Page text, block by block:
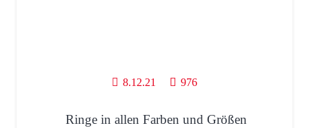
8.12.21 976
Ringe in allen Farben und Größen